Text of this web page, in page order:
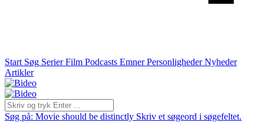
Start Søg Serier Film Podcasts Emner Personligheder Nyheder
Artikler
Søg på: Movie should be distinctly Skriv et søgeord i søgefeltet.